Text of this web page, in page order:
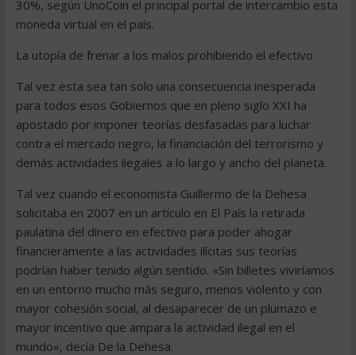
30%, según UnoCoin el principal portal de intercambio esta
moneda virtual en el país.
La utopía de frenar a los malos prohibiendo el efectivo
Tal vez esta sea tan solo una consecuencia inesperada
para todos esos Gobiernos que en pleno siglo XXI ha
apostado por imponer teorías desfasadas para luchar
contra el mercado negro, la financiación del terrorismo y
demás actividades ilegales a lo largo y ancho del planeta.
Tal vez cuando el economista Guillermo de la Dehesa
solicitaba en 2007 en un artículo en El País la retirada
paulatina del dinero en efectivo para poder ahogar
financieramente a las actividades ilícitas sus teorías
podrían haber tenido algún sentido. «Sin billetes viviríamos
en un entorno mucho más seguro, menos violento y con
mayor cohesión social, al desaparecer de un plumazo e
mayor incentivo que ampara la actividad ilegal en el
mundo», decía De la Dehesa.